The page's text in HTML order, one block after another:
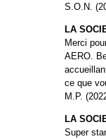
S.O.N.
LA
Merci
AERO.
ce que
M.P.
LA
Super